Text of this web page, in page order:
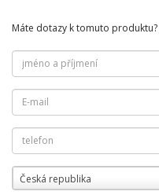
Máte dotazy k tomuto produktu?
Česká republika